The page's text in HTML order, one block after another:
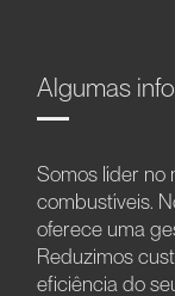
Algumas
Somos líder no
combustíveis.
oferece uma
Reduzimos
eficiência do